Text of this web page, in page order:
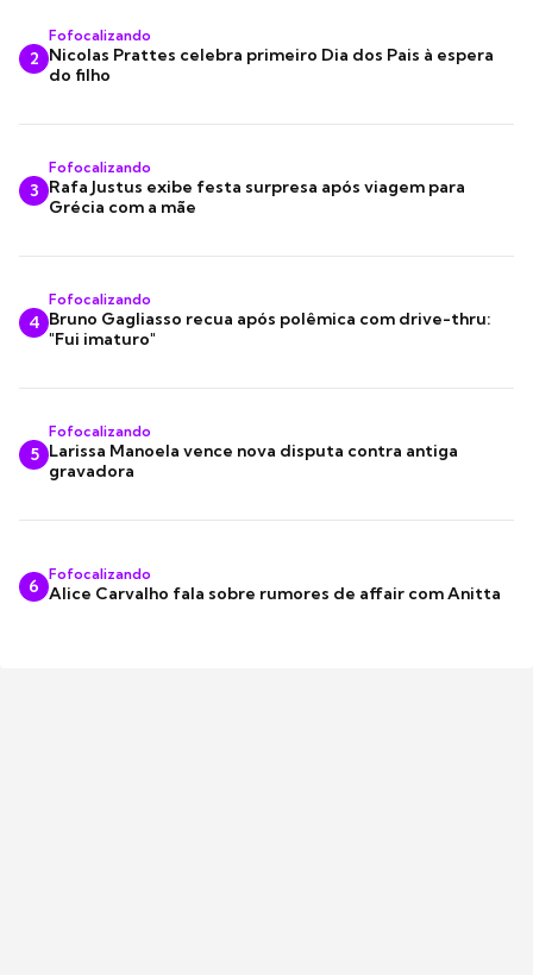
2
Fofocalizando
Nicolas Prattes celebra primeiro Dia dos Pais à espera
do filho
3
Fofocalizando
Rafa Justus exibe festa surpresa após viagem para
Grécia com a mãe
4
Fofocalizando
Bruno Gagliasso recua após polêmica com drive-thru:
"Fui imaturo"
5
Fofocalizando
Larissa Manoela vence nova disputa contra antiga
gravadora
6
Fofocalizando
Alice Carvalho fala sobre rumores de affair com Anitta